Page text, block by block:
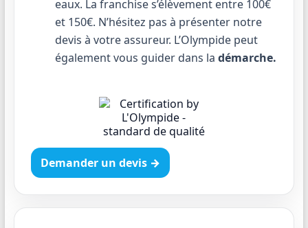
eaux. La franchise s’élèvement entre 100€
et 150€. N’hésitez pas à présenter notre
devis à votre assureur. L’Olympide peut
également vous guider dans la démarche.
Demander un devis →